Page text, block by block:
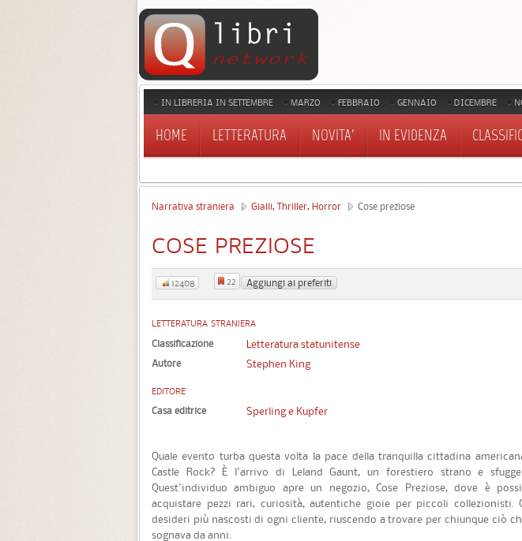
IN LIBRERIA IN SETTEMBRE MARZO FEBBRAIO GENNAIO DICEMBRE
HOME LETTERATURA NOVITA' IN EVIDENZA
Narrativa straniera Gialli, Thriller, Horror Cose preziose
COSE PREZIOSE
12408 22 Aggiungi ai preferiti
LETTERATURA STRANIERA
Classificazione Letteratura statunitense
Autore Stephen King
EDITORE
Casa editrice Sperling e Kupfer
Quale evento turba questa volta la pace della tranquilla cittadina
Castle Rock? È l'arrivo di Leland Gaunt, un forestiero strano e
Quest'individuo ambiguo apre un negozio, Cose Preziose, dove è
acquistare pezzi rari, curiosità, autentiche gioie per piccoli collezionisti.
desideri più nascosti di ogni cliente, riuscendo a trovare per chiunque ciò
sognava da anni.